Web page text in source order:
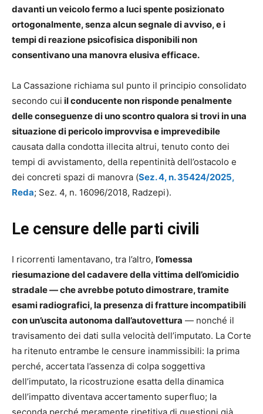
davanti un veicolo fermo a luci spente posizionato
ortogonalmente, senza alcun segnale di avviso, e i
tempi di reazione psicofisica disponibili non
consentivano una manovra elusiva efficace.
La Cassazione richiama sul punto il principio consolidato
secondo cui il conducente non risponde penalmente
delle conseguenze di uno scontro qualora si trovi in una
situazione di pericolo improvvisa e imprevedibile
causata dalla condotta illecita altrui, tenuto conto dei
tempi di avvistamento, della repentinità dell’ostacolo e
dei concreti spazi di manovra (Sez. 4, n. 35424/2025,
Reda; Sez. 4, n. 16096/2018, Radzepi).
Le censure delle parti civili
I ricorrenti lamentavano, tra l’altro, l’omessa
riesumazione del cadavere della vittima dell’omicidio
stradale — che avrebbe potuto dimostrare, tramite
esami radiografici, la presenza di fratture incompatibili
con un’uscita autonoma dall’autovettura — nonché il
travisamento dei dati sulla velocità dell’imputato. La Corte
ha ritenuto entrambe le censure inammissibili: la prima
perché, accertata l’assenza di colpa soggettiva
dell’imputato, la ricostruzione esatta della dinamica
dell’impatto diventava accertamento superfluo; la